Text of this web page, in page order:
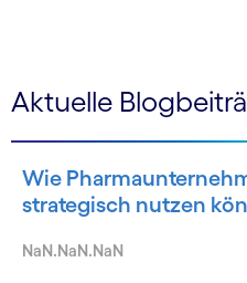
Aktuelle
Wie
strategisch nutzen
NaN.NaN.NaN